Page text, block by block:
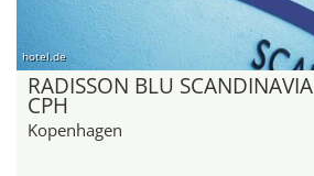
hotel.de
RADISSON BLU SCANDINAVIA
CPH
Kopenhagen